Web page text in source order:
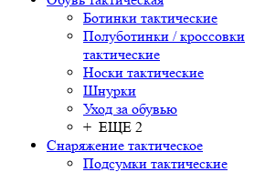
Ботинки тактические
Полуботинки / кроссовки
тактические
Носки тактические
Шнурки
Уход за обувью
+ ЕЩЕ 2
Снаряжение тактическое
Подсумки тактические